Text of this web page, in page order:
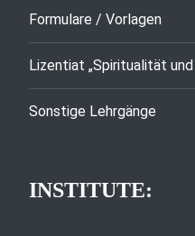
Formulare / Vorlagen
Lizentiat „Spiritualität und
Sonstige Lehrgänge
INSTITUTE: